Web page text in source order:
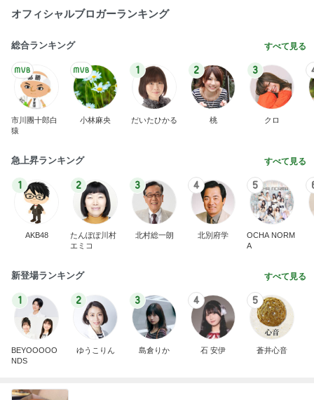
オフィシャルブロガーランキング
総合ランキング すべて見る
市川團十郎白
猿
小林麻央
1
だいたひかる
2
桃
3
クロ
急上昇ランキング すべて見る
1
AKB48
2
たんぽぽ川村
エミコ
3
北村総一朗
4
北別府学
5
OCHA NORM
A
新登場ランキング すべて見る
1
BEYOOOOO
NDS
2
ゆうこりん
3
島倉りか
4
石 安伊
5
蒼井心音